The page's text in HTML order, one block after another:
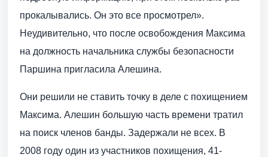
прокалывались. Он это все просмотрел».
Неудивительно, что после освобождения Максима
на должность начальника службы безопасности
Паршина пригласила Алешина.
Они решили не ставить точку в деле с похищением
Максима. Алешин большую часть времени тратил
на поиск членов банды. Задержали не всех. В
2008 году один из участников похищения, 41-